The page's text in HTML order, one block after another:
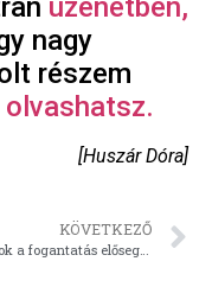
üzenetben,
nagy
részem
[Huszár Dóra]
KÖVETKEZŐ
Vitaminok a fogantatás elősegítésére